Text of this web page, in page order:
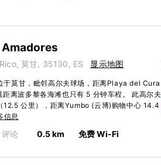
莫甘, 35130, ES 显示地图
于莫甘，毗邻高尔夫球场，距离Playa del Cura
离波多黎各海滩也只有 5 分钟车程。 此高尔夫
12.5 公里），距离Yumbo (云博)购物中心 14.4
信息
论 0.5 km 免费 Wi-Fi